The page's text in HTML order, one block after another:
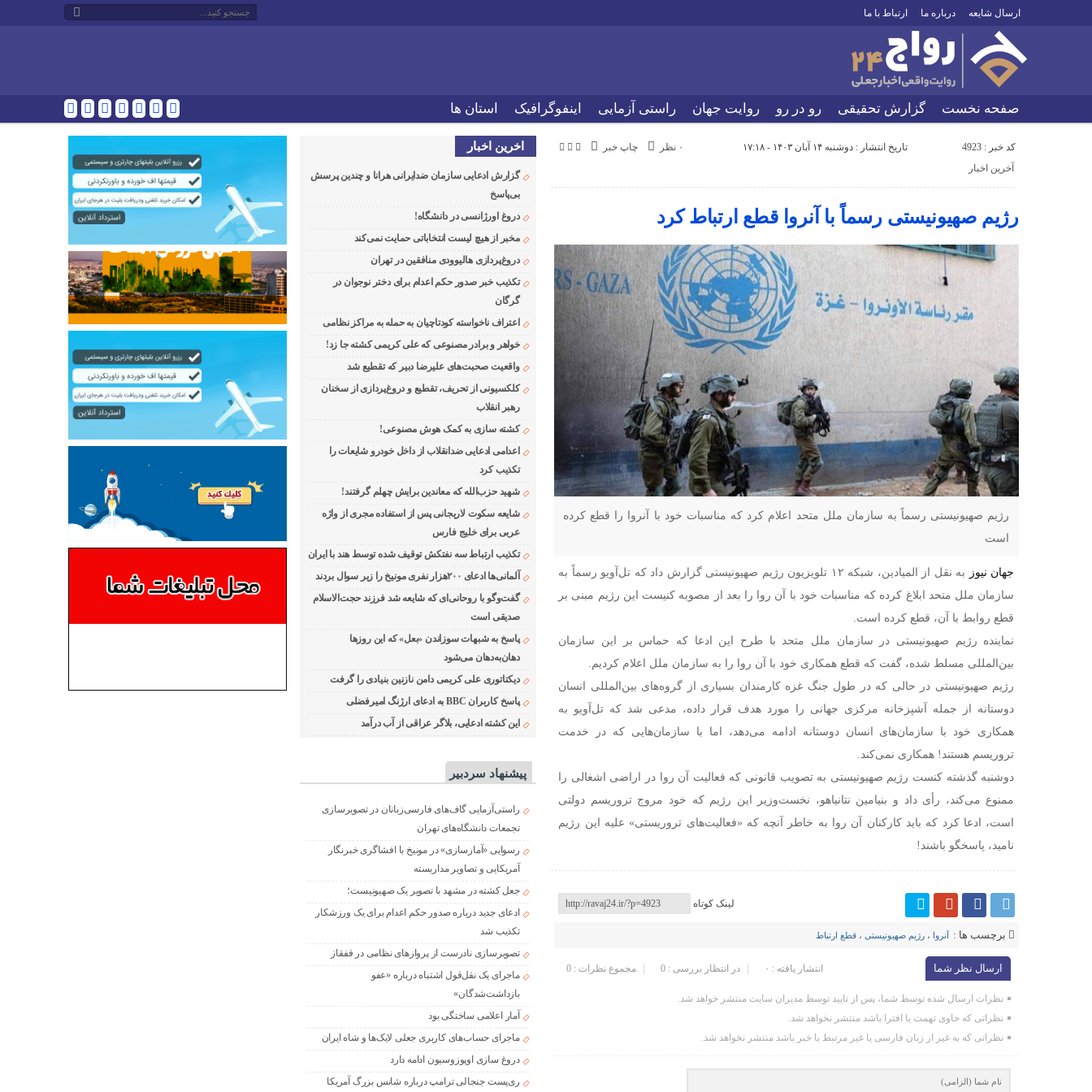
ارسال شایعه درباره ما ارتباط با ما
صفحه نخست گزارش تحقیقی رو در رو روایت جهان راستی آزمایی اینفوگرافیک استان ها
کد خبر : 4923 تاریخ انتشار : دوشنبه ۱۴ آبان ۱۴۰۳ - ۱۷:۱۸ چاپ خبر
۰ نظر
آخرین اخبار
رژیم صهیونیستی رسماً با آنروا قطع ارتباط کرد
رژیم صهیونیستی رسماً به سازمان ملل متحد اعلام کرد که مناسبات خود با آنروا را قطع کرده
است
جهان نیوز
به نقل از المیادین، شبکه ۱۲ تلویزیون رژیم صهیونیستی گزارش داد که تل‌آویو رسماً به
سازمان ملل متحد ابلاغ کرده که مناسبات خود با آن روا را بعد از مصوبه کنیست این رژیم مبنی بر
قطع روابط با آن، قطع کرده است.
نماینده رژیم صهیونیستی در سازمان ملل متحد با طرح این ادعا که حماس بر این سازمان
بین‌المللی مسلط شده، گفت که قطع همکاری خود با آن روا را به سازمان ملل اعلام کردیم.
رژیم صهیونیستی در حالی که در طول جنگ غزه کارمندان بسیاری از گروه‌های بین‌المللی انسان
دوستانه از جمله آشپزخانه مرکزی جهانی را مورد هدف قرار داده، مدعی شد که تل‌آویو به
همکاری خود با سازمان‌های انسان دوستانه ادامه می‌دهد، اما با سازمان‌هایی که در خدمت
تروریسم هستند! همکاری نمی‌کند.
دوشنبه گذشته کنست رژیم صهیونیستی به تصویب قانونی که فعالیت آن روا در اراضی اشغالی را
ممنوع می‌کند، رأی داد و بنیامین نتانیاهو، نخست‌وزیر این رژیم که خود مروج تروریسم دولتی
است، ادعا کرد که باید کارکنان آن روا به خاطر آنچه که «فعالیت‌های تروریستی» علیه این رژیم
نامید، پاسخگو باشند!
لینک کوتاه
برچسب ها : آنروا ، رژیم صهیونیستی ، قطع ارتباط
ارسال نظر شما مجموع نظرات : 0 در انتظار بررسی : 0 انتشار یافته : ۰
نظرات ارسال شده توسط شما، پس از تایید توسط مدیران سایت منتشر خواهد شد.
نظراتی که حاوی تهمت یا افترا باشد منتشر نخواهد شد.
نظراتی که به غیر از زبان فارسی یا غیر مرتبط با خبر باشد منتشر نخواهد شد.
اخرین اخبار
گزارش ادعایی سازمان ضدایرانی هرانا و چندین پرسش
بی‌پاسخ
دروغ اورژانسی در دانشگاه!
مخبر از هیچ لیست انتخاباتی حمایت نمی‌کند
دروغ‌پردازی هالیوودی منافقین در تهران
تکذیب خبر صدور حکم اعدام برای دختر نوجوان در
گرگان
اعتراف ناخواسته کودتاچیان به حمله به مراکز نظامی
خواهر و برادر مصنوعی که علی کریمی کشته جا زد!
واقعیت صحبت‌های علیرضا دبیر که تقطیع شد
کلکسیونی از تحریف، تقطیع و دروغ‌پردازی از سخنان
رهبر انقلاب
کشته سازی به کمک هوش مصنوعی!
اعدامی ادعایی ضدانقلاب از داخل خودرو شایعات را
تکذیب کرد
شهید حزب‌الله که معاندین برایش چهلم گرفتند!
شایعه سکوت لاریجانی پس از استفاده مجری از واژه
عربی برای خلیج فارس
تکذیب ارتباط سه نفتکش توقیف شده توسط هند با ایران
آلمانی‌ها ادعای ۲۰۰هزار نفری مونیخ را زیر سوال بردند
گفت‌وگو با روحانی‌ای که شایعه شد فرزند حجت‌الاسلام
صدیقی است
پاسخ به شبهات سوزاندن «بعل» که این روزها
دهان‌به‌دهان می‌شود
دیکتاتوری علی کریمی دامن نازنین بنیادی را گرفت
پاسخ کاربران BBC به ادعای ارژنگ امیرفضلی
این کشته ادعایی، بلاگر عراقی از آب درآمد
پیشنهاد سردبیر
راستی‌آزمایی گاف‌های فارسی‌زبانان در تصویرسازی
تجمعات دانشگاه‌های تهران
رسوایی «آمارسازی» در مونیخ با افشاگری خبرنگار
آمریکایی و تصاویر مداربسته
جعل کشته در مشهد با تصویر یک صهیونیست؛
ادعای جدید درباره صدور حکم اعدام برای یک ورزشکار
تکذیب شد
تصویرسازی نادرست از پروازهای نظامی در قفقاز
ماجرای یک نقل‌قول اشتباه درباره «عفو
بازداشت‌شدگان»
آمار اعلامی ساختگی بود
ماجرای حساب‌های کاربری جعلی لایک‌ها و شاه ایران
دروغ سازی اوپوزوسیون ادامه دارد
ری‌پست جنجالی ترامپ درباره شانس بزرگ آمریکا